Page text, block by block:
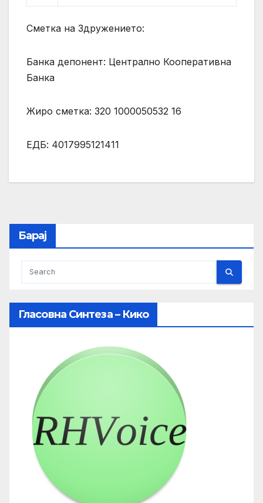
Сметка на Здружението:
Банка депонент: Централно Кооперативна
Банка
Жиро сметка: 320 1000050532 16
ЕДБ: 4017995121411
Барај
Гласовна Синтеза – Кико